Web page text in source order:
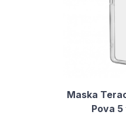
Maska
Pova